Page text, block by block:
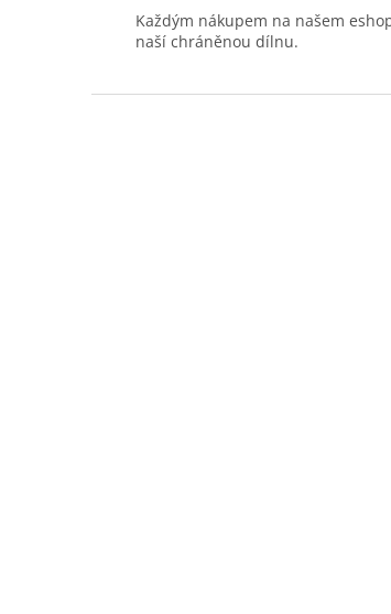
Každým nákupem na našem
naší chráněnou dílnu.